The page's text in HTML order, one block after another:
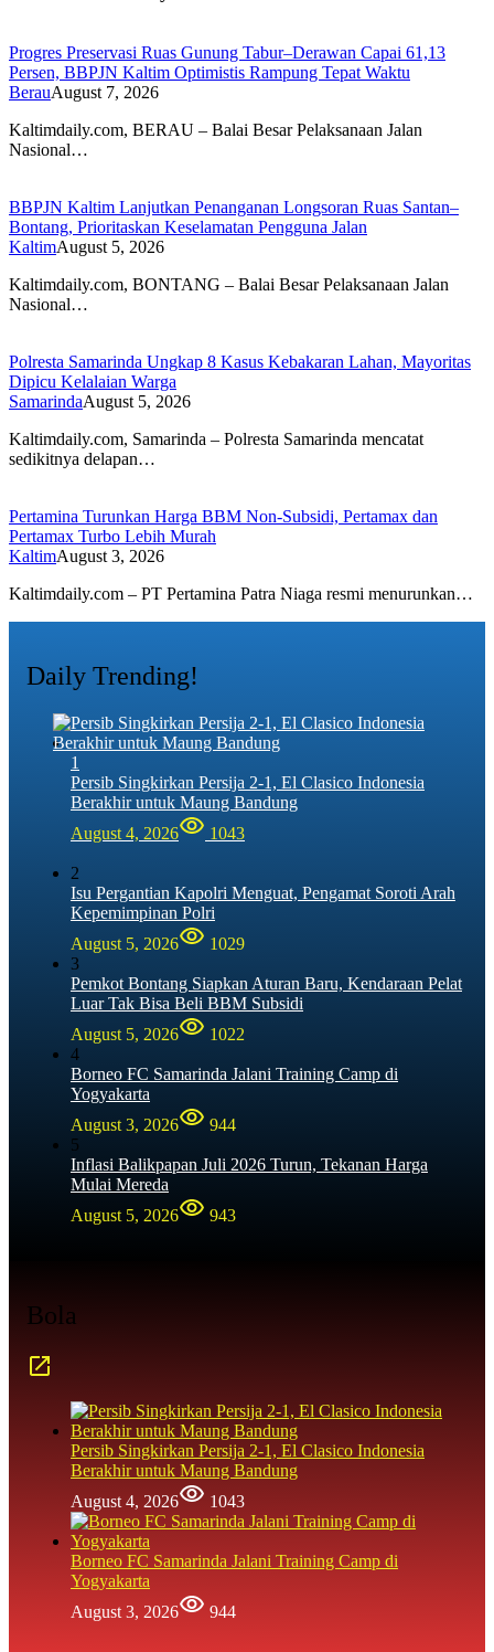
Progres Preservasi Ruas Gunung Tabur–Derawan Capai 61,13
Persen, BBPJN Kaltim Optimistis Rampung Tepat Waktu
BerauAugust 7, 2026
Kaltimdaily.com, BERAU – Balai Besar Pelaksanaan Jalan
Nasional…
BBPJN Kaltim Lanjutkan Penanganan Longsoran Ruas Santan–
Bontang, Prioritaskan Keselamatan Pengguna Jalan
KaltimAugust 5, 2026
Kaltimdaily.com, BONTANG – Balai Besar Pelaksanaan Jalan
Nasional…
Polresta Samarinda Ungkap 8 Kasus Kebakaran Lahan, Mayoritas
Dipicu Kelalaian Warga
SamarindaAugust 5, 2026
Kaltimdaily.com, Samarinda – Polresta Samarinda mencatat
sedikitnya delapan…
Pertamina Turunkan Harga BBM Non-Subsidi, Pertamax dan
Pertamax Turbo Lebih Murah
KaltimAugust 3, 2026
Kaltimdaily.com – PT Pertamina Patra Niaga resmi menurunkan…
Daily Trending!
1
Persib Singkirkan Persija 2-1, El Clasico Indonesia
Berakhir untuk Maung Bandung
August 4, 2026
1043
2
Isu Pergantian Kapolri Menguat, Pengamat Soroti Arah
Kepemimpinan Polri
August 5, 2026
1029
3
Pemkot Bontang Siapkan Aturan Baru, Kendaraan Pelat
Luar Tak Bisa Beli BBM Subsidi
August 5, 2026
1022
4
Borneo FC Samarinda Jalani Training Camp di
Yogyakarta
August 3, 2026
944
5
Inflasi Balikpapan Juli 2026 Turun, Tekanan Harga
Mulai Mereda
August 5, 2026
943
Bola
Persib Singkirkan Persija 2-1, El Clasico Indonesia
Berakhir untuk Maung Bandung
August 4, 2026
1043
Borneo FC Samarinda Jalani Training Camp di
Yogyakarta
August 3, 2026
944